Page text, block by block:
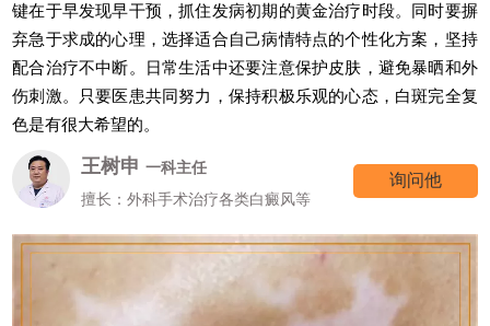
键在于早发现早干预，抓住发病初期的黄金治疗时段。同时要摒
弃急于求成的心理，选择适合自己病情特点的个性化方案，坚持
配合治疗不中断。日常生活中还要注意保护皮肤，避免暴晒和外
伤刺激。只要医患共同努力，保持积极乐观的心态，白斑完全复
色是有很大希望的。
王树申 一科主任
擅长：外科手术治疗各类白癜风等
询问他